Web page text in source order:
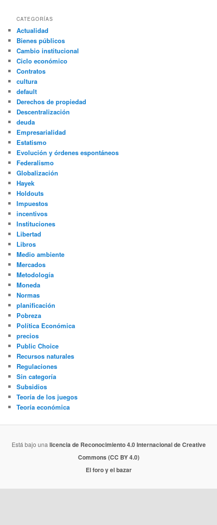
CATEGORÍAS
Actualidad
Bienes públicos
Cambio institucional
Ciclo económico
Contratos
cultura
default
Derechos de propiedad
Descentralización
deuda
Empresarialidad
Estatismo
Evolución y órdenes espontáneos
Federalismo
Globalización
Hayek
Holdouts
Impuestos
incentivos
Instituciones
Libertad
Libros
Medio ambiente
Mercados
Metodología
Moneda
Normas
planificación
Pobreza
Política Económica
precios
Public Choice
Recursos naturales
Regulaciones
Sin categoría
Subsidios
Teoría de los juegos
Teoría económica
Está bajo una licencia de Reconocimiento 4.0 Internacional de Creative
Commons (CC BY 4.0)
El foro y el bazar